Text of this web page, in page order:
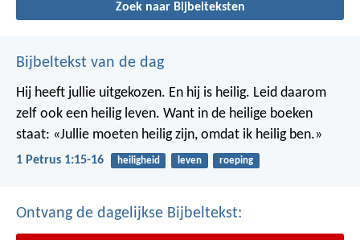
Zoek naar Bijbelteksten
Bijbeltekst van de dag
Hij heeft jullie uitgekozen. En hij is heilig. Leid daarom
zelf ook een heilig leven. Want in de heilige boeken
staat: «Jullie moeten heilig zijn, omdat ik heilig ben.»
1 Petrus 1:15-16 heiligheid leven roeping
Ontvang de dagelijkse Bijbeltekst: